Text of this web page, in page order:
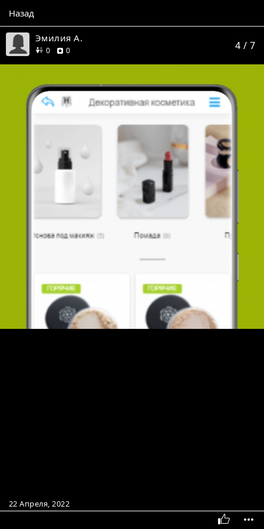
Назад
Эмилия А.
0друзей
0отзывов 4 / 7
22 Апреля, 2022